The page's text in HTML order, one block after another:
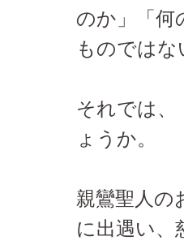
のか」「何
ものでは
それでは、
ょうか。
親鸞聖人の
に出遇い、